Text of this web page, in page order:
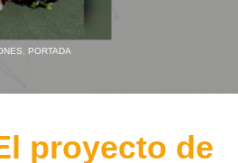
PORTADA
proyecto de